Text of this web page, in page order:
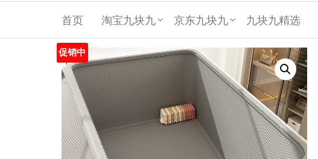
九包
邮,9
块9包
邮,9.9
元包
邮,九
块九
官网
首页 淘宝九块九 京东九块九 九块九精选
促销中